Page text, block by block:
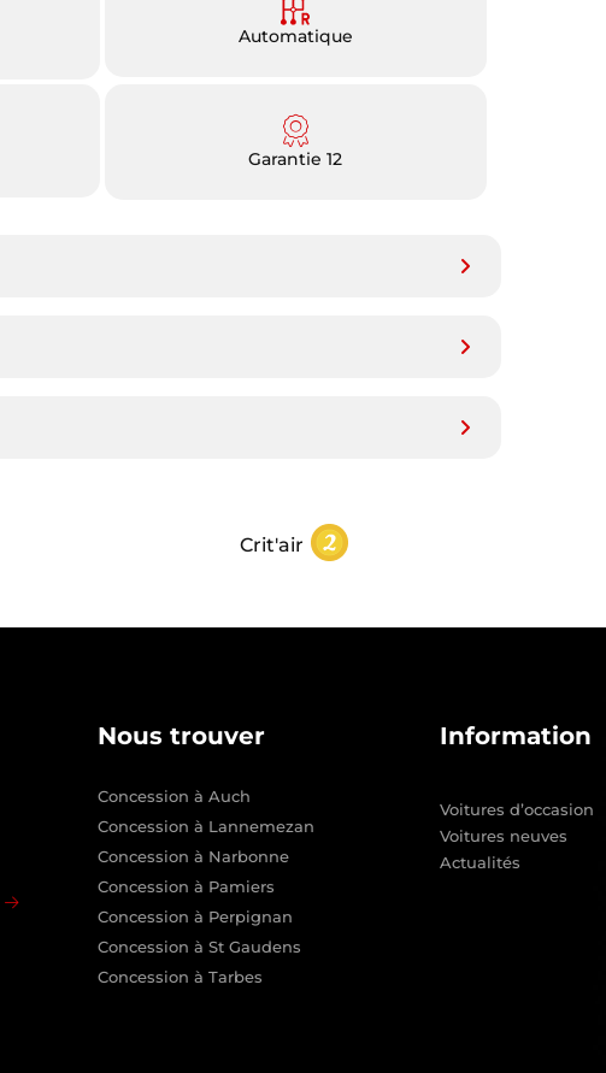
Automatique
Garantie 12
Crit'air
Nous trouver
Concession à Auch
Concession à Lannemezan
Concession à Narbonne
Concession à Pamiers
Concession à Perpignan
Concession à St Gaudens
Concession à Tarbes
Information
Voitures d’occasion
Voitures neuves
Actualités